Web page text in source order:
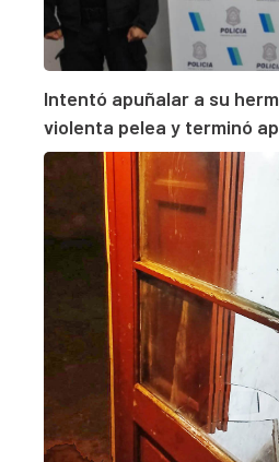
Intentó apuñalar a su
violenta pelea y terminó